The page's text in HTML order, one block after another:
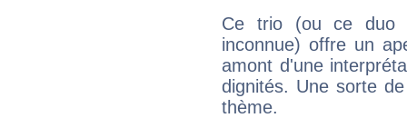
Ce trio (ou ce duo
inconnue) offre un
amont d'une
dignités. Une sorte
thème.